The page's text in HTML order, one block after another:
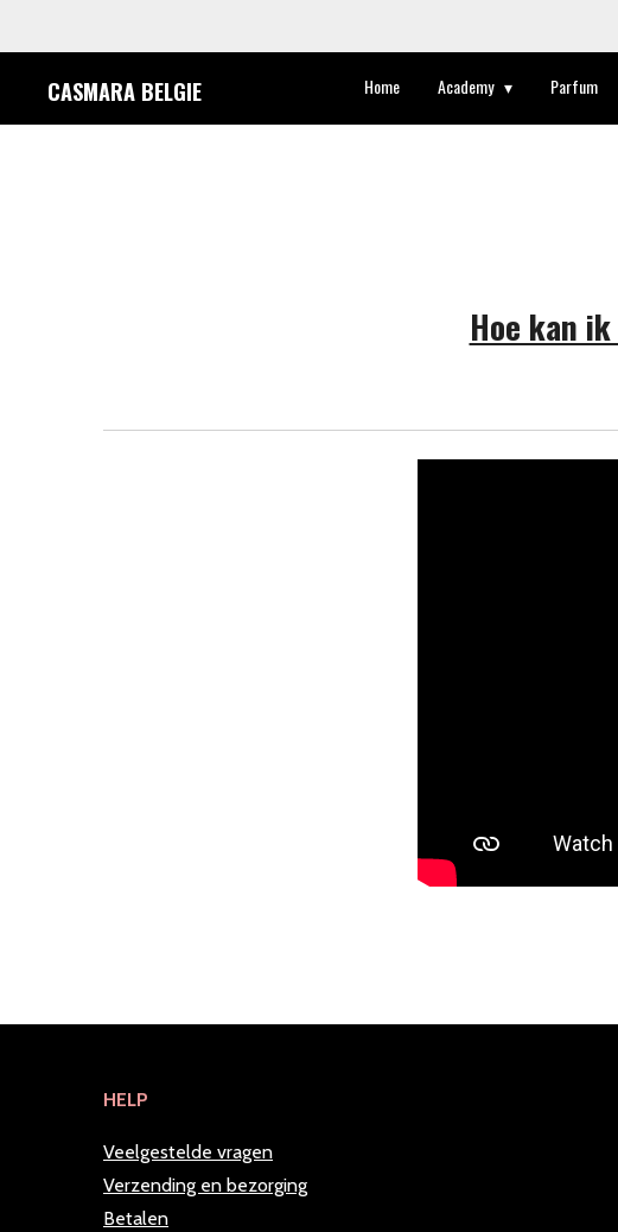
naar
de
CASMARA BELGIE Home Academy Parfum
Hoe kan
HELP
Veelgestelde vragen
Verzending en bezorging
Betalen